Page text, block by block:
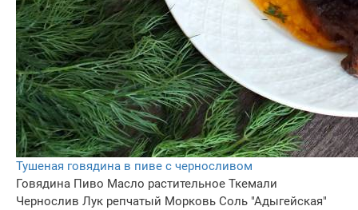
Тушеная говядина в пиве с черносливом
Говядина Пиво Масло растительное Ткемали
Чернослив Лук репчатый Морковь Соль "Адыгейская"